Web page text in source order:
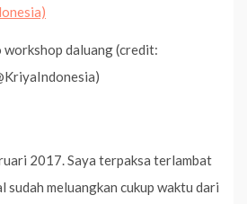
daluang (credit:
2017. Saya terpaksa terlambat
sudah meluangkan cukup waktu dari